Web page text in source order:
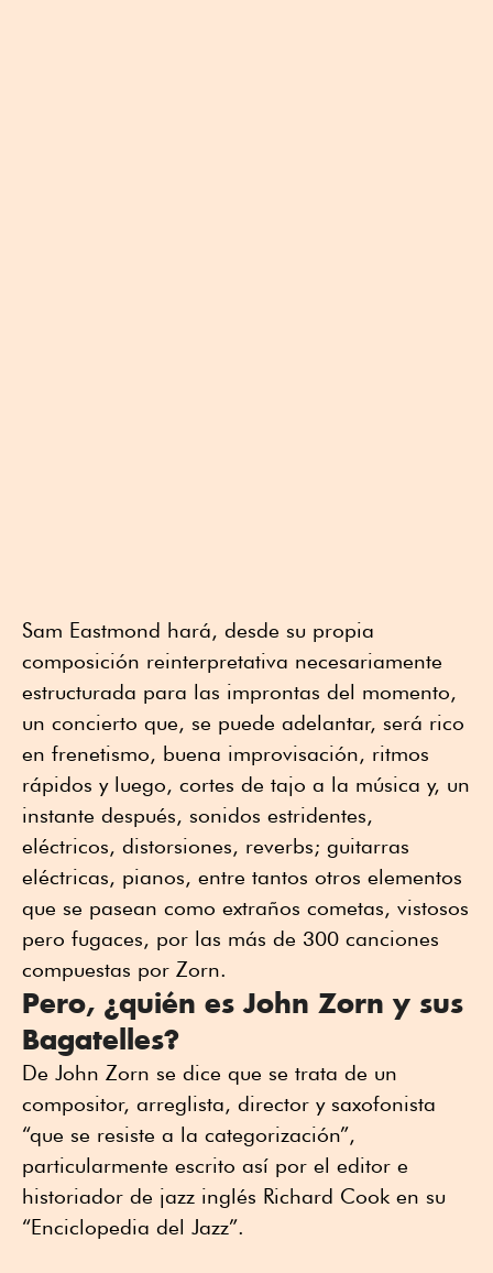
Sam Eastmond hará, desde su propia
composición reinterpretativa necesariamente
estructurada para las improntas del momento,
un concierto que, se puede adelantar, será rico
en frenetismo, buena improvisación, ritmos
rápidos y luego, cortes de tajo a la música y, un
instante después, sonidos estridentes,
eléctricos, distorsiones, reverbs; guitarras
eléctricas, pianos, entre tantos otros elementos
que se pasean como extraños cometas, vistosos
pero fugaces, por las más de 300 canciones
compuestas por Zorn.
Pero, ¿quién es John Zorn y sus
Bagatelles?
De John Zorn se dice que se trata de un
compositor, arreglista, director y saxofonista
“que se resiste a la categorización”,
particularmente escrito así por el editor e
historiador de jazz inglés Richard Cook en su
“Enciclopedia del Jazz”.